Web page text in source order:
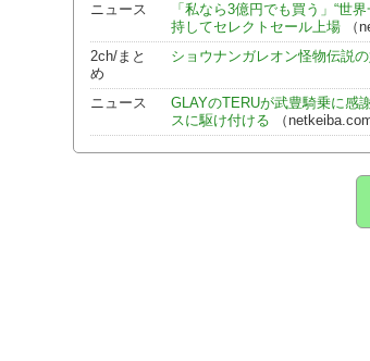
ニュース
「私なら3億円でも買う」“世
持してセレクトセール上場（
2ch/まと
め
ショウナンガレオン怪物伝説の
ニュース
GLAYのTERUが武豊騎乗に感
スに駆け付ける （